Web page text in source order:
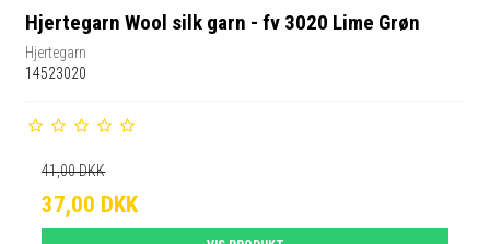
Hjertegarn Wool silk garn - fv 3020 Lime Grøn
Hjertegarn
14523020
41,00 DKK
37,00 DKK